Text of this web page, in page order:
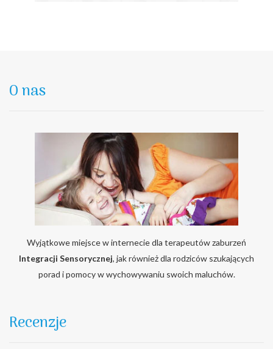
O nas
Wyjątkowe miejsce w internecie dla terapeutów zaburzeń
Integracji Sensorycznej, jak również dla rodziców szukających
porad i pomocy w wychowywaniu swoich maluchów.
Recenzje